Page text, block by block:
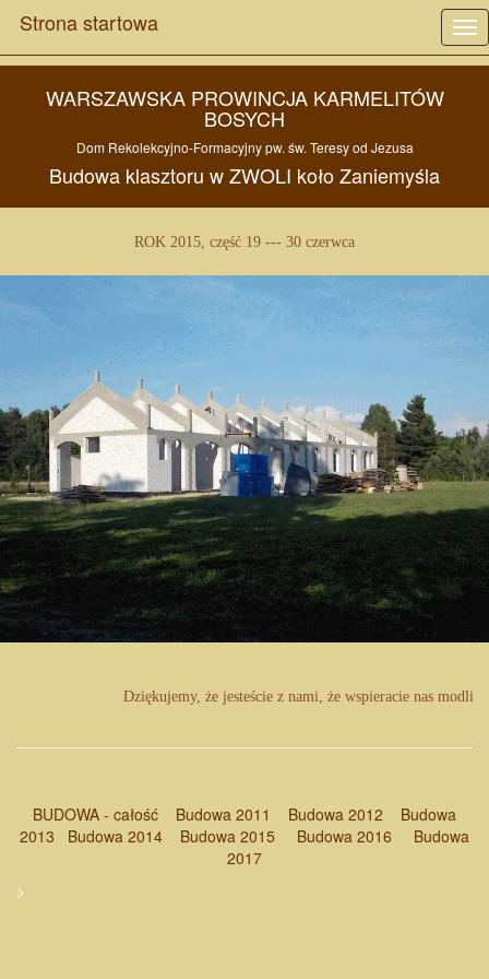
Strona startowa
WARSZAWSKA PROWINCJA KARMELITÓW
BOSYCH
Dom Rekolekcyjno-Formacyjny pw. św. Teresy od Jezusa
Budowa klasztoru wZWOLI kołoZaniemyśla
ROK 2015, część 19 --- 30 czerwca
Dziękujemy, że jesteście z nami, że wspieracie nas
BUDOWA - całość Budowa 2011 Budowa 2012
Budowa
2013
Budowa 2014 Budowa 2015 Budowa 2016
Budowa
2017
>